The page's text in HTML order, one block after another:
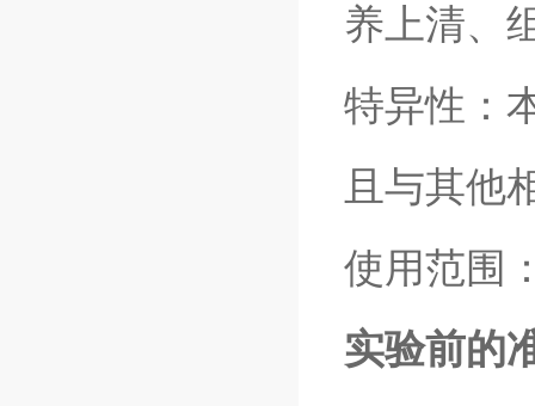
养上清、
特异性：
且与其他
使用范围
实验前的